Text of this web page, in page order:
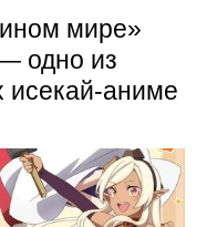
мире»
одно из
исекай-аниме